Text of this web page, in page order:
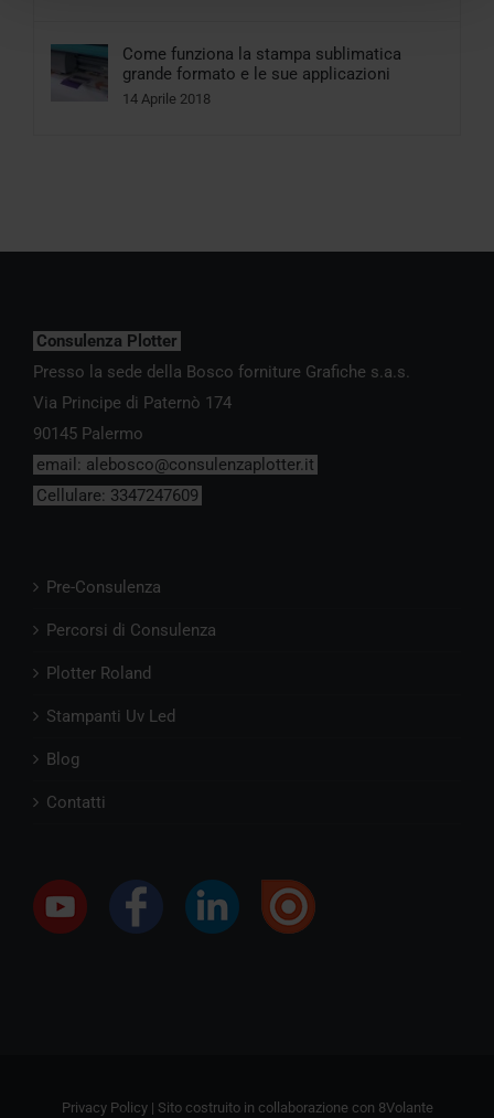
Come funziona la stampa sublimatica
grande formato e le sue applicazioni
14 Aprile 2018
Consulenza Plotter
Presso la sede della Bosco forniture Grafiche s.a.s.
Via Principe di Paternò 174
90145 Palermo
email: alebosco@consulenzaplotter.it
Cellulare: 3347247609
Pre-Consulenza
Percorsi di Consulenza
Plotter Roland
Stampanti Uv Led
Blog
Contatti
Privacy Policy| Sito costruito in collaborazione con 8Volante